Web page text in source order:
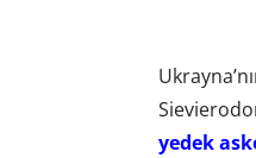
yedek